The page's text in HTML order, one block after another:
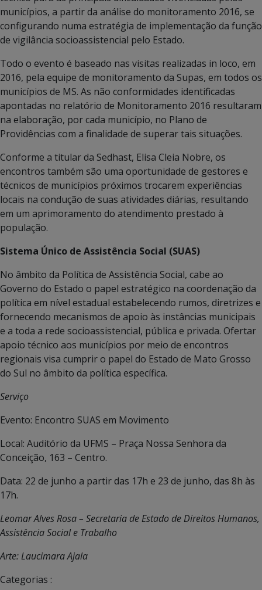
municípios, a partir da análise do monitoramento 2016, se
configurando numa estratégia de implementação da função
de vigilância socioassistencial pelo Estado.
Todo o evento é baseado nas visitas realizadas in loco, em
2016, pela equipe de monitoramento da Supas, em todos os
municípios de MS. As não conformidades identificadas
apontadas no relatório de Monitoramento 2016 resultaram
na elaboração, por cada município, no Plano de
Providências com a finalidade de superar tais situações.
Conforme a titular da Sedhast, Elisa Cleia Nobre, os
encontros também são uma oportunidade de gestores e
técnicos de municípios próximos trocarem experiências
locais na condução de suas atividades diárias, resultando
em um aprimoramento do atendimento prestado à
população.
Sistema Único de Assistência Social (SUAS)
No âmbito da Política de Assistência Social, cabe ao
Governo do Estado o papel estratégico na coordenação da
política em nível estadual estabelecendo rumos, diretrizes e
fornecendo mecanismos de apoio às instâncias municipais
e a toda a rede socioassistencial, pública e privada. Ofertar
apoio técnico aos municípios por meio de encontros
regionais visa cumprir o papel do Estado de Mato Grosso
do Sul no âmbito da política específica.
Serviço
Evento: Encontro SUAS em Movimento
Local: Auditório da UFMS – Praça Nossa Senhora da
Conceição, 163 – Centro.
Data: 22 de junho a partir das 17h e 23 de junho, das 8h às
17h.
Leomar Alves Rosa – Secretaria de Estado de Direitos Humanos,
Assistência Social e Trabalho
Arte: Laucimara Ajala
Categorias :